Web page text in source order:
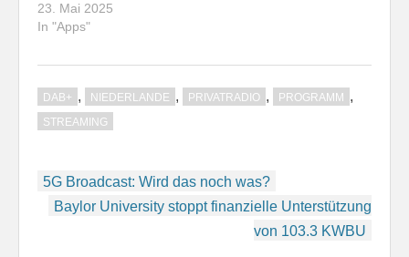
23. Mai 2025
In "Apps"
DAB+ , NIEDERLANDE , PRIVATRADIO , PROGRAMM ,
STREAMING
Beitragsnavigation
5G Broadcast: Wird das noch was?
Baylor University stoppt finanzielle Unterstützung
von 103.3 KWBU